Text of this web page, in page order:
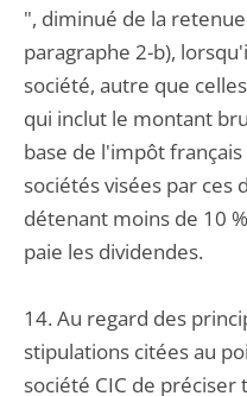
", diminué de la
paragraphe 2-b),
société, autre que
qui inclut le montant
base de l'impôt français
sociétés visées par ces
détenant moins de 10
paie les dividendes.
14. Au regard des
stipulations citées au
société CIC de